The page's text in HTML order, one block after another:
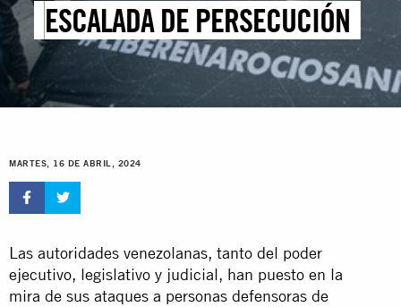
ESCALADA DE PERSECUCIÓN
MARTES, 16 DE ABRIL, 2024
Las autoridades venezolanas, tanto del poder
ejecutivo, legislativo y judicial, han puesto en la
mira de sus ataques a personas defensoras de